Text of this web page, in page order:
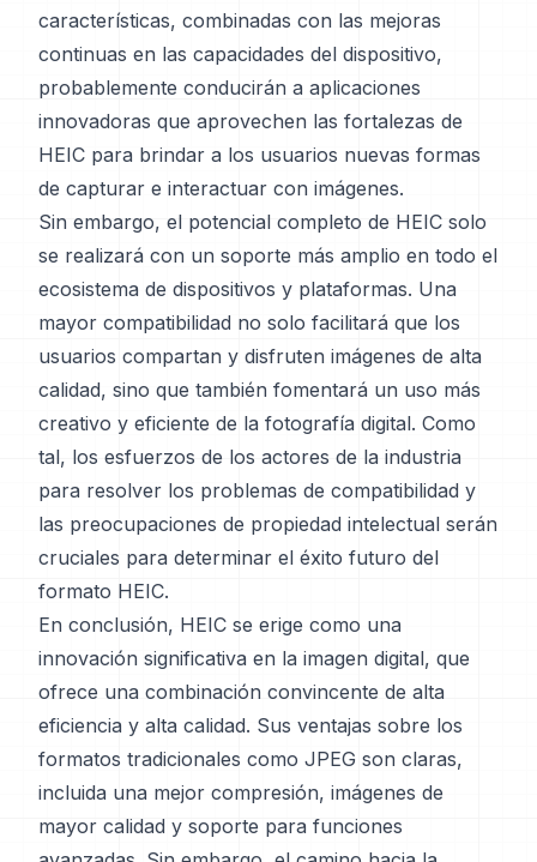
características, combinadas con las mejoras
continuas en las capacidades del dispositivo,
probablemente conducirán a aplicaciones
innovadoras que aprovechen las fortalezas de
HEIC para brindar a los usuarios nuevas formas
de capturar e interactuar con imágenes.
Sin embargo, el potencial completo de HEIC solo
se realizará con un soporte más amplio en todo el
ecosistema de dispositivos y plataformas. Una
mayor compatibilidad no solo facilitará que los
usuarios compartan y disfruten imágenes de alta
calidad, sino que también fomentará un uso más
creativo y eficiente de la fotografía digital. Como
tal, los esfuerzos de los actores de la industria
para resolver los problemas de compatibilidad y
las preocupaciones de propiedad intelectual serán
cruciales para determinar el éxito futuro del
formato HEIC.
En conclusión, HEIC se erige como una
innovación significativa en la imagen digital, que
ofrece una combinación convincente de alta
eficiencia y alta calidad. Sus ventajas sobre los
formatos tradicionales como JPEG son claras,
incluida una mejor compresión, imágenes de
mayor calidad y soporte para funciones